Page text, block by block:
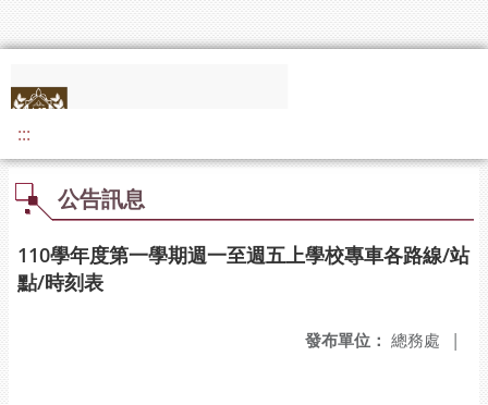
:::
公告訊息
110學年度第一學期週一至週五上學校專車各路線/站
點/時刻表
發布單位： 總務處 |